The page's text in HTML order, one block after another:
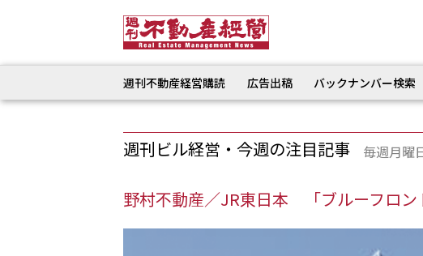
週刊不動産経営購読 広告出稿 バックナンバー検索
週刊ビル経営・今週の注目記事 毎週月曜
野村不動産／JR東日本 「ブルーフロン